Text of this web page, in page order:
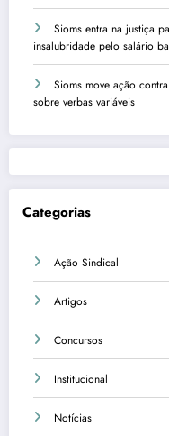
Sioms entra na justiça
insalubridade pelo salário
Sioms move ação
sobre verbas variáveis
Categorias
Ação Sindical
Artigos
Concursos
Institucional
Notícias